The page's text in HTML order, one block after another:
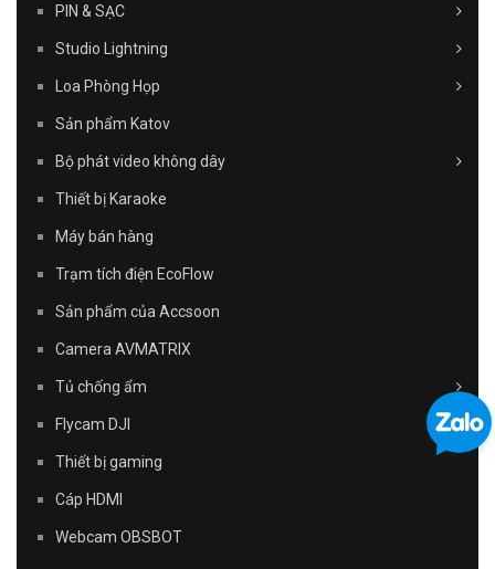
PIN & SẠC
Studio Lightning
Loa Phòng Họp
Sản phẩm Katov
Bộ phát video không dây
Thiết bị Karaoke
Máy bán hàng
Trạm tích điện EcoFlow
Sản phẩm của Accsoon
Camera AVMATRIX
Tủ chống ẩm
Flycam DJI
Thiết bị gaming
Cáp HDMI
Webcam OBSBOT